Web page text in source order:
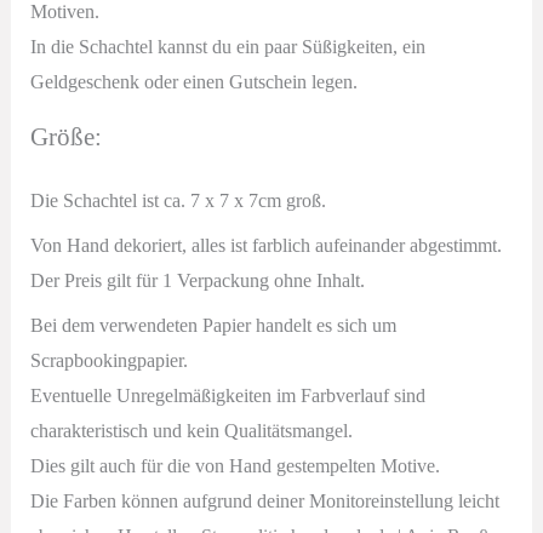
Motiven.
In die Schachtel kannst du ein paar Süßigkeiten, ein
Geldgeschenk oder einen Gutschein legen.
Größe:
Die Schachtel ist ca. 7 x 7 x 7cm groß.
Von Hand dekoriert, alles ist farblich aufeinander abgestimmt.
Der Preis gilt für 1 Verpackung ohne Inhalt.
Bei dem verwendeten Papier handelt es sich um
Scrapbookingpapier.
Eventuelle Unregelmäßigkeiten im Farbverlauf sind
charakteristisch und kein Qualitätsmangel.
Dies gilt auch für die von Hand gestempelten Motive.
Die Farben können aufgrund deiner Monitoreinstellung leicht